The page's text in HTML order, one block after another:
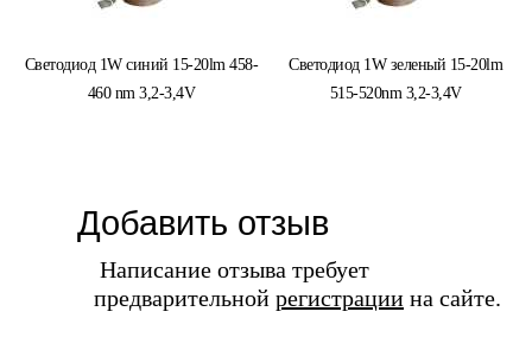
Светодиод 1W синий 15-20lm 458-
460 nm 3,2-3,4V
Светодиод 1W зеленый 15-20lm
515-520nm 3,2-3,4V
Добавить отзыв
Написание отзыва требует
предварительной регистрации на сайте.